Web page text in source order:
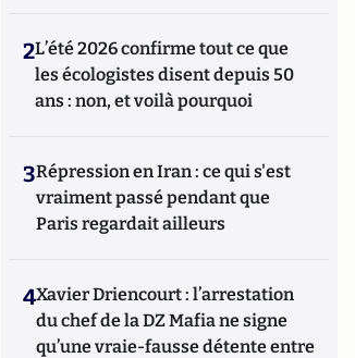
2L’été 2026 confirme tout ce que
les écologistes disent depuis 50
ans : non, et voilà pourquoi
3Répression en Iran : ce qui s'est
vraiment passé pendant que
Paris regardait ailleurs
4Xavier Driencourt : l’arrestation
du chef de la DZ Mafia ne signe
qu’une vraie-fausse détente entre